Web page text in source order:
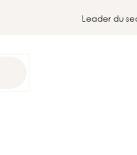
Leader du